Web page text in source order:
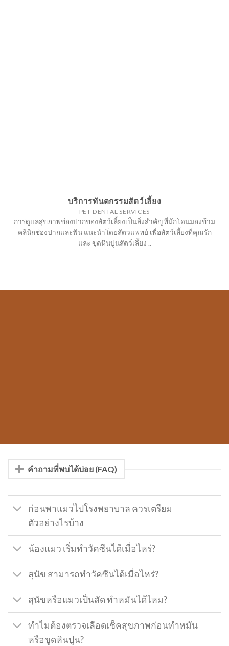
บริการทันตกรรมสัตว์เลี้ยง
PET DENTAL SERVICES
การดูแลสุขภาพช่องปากของสัตว์เลี้ยงเป็นสิ่งสำคัญที่มักโดนมองข้าม
คลินิกช่องปากและฟัน แนะนำโดยสัตวแพทย์ เพื่อสัตว์เลี้ยงที่คุณรัก
และ ขุดหินปูนสัตว์เลี้ยง ..
คำถามที่พบได้บ่อย (FAQ)
ก่อนพาแมวไปโรงพยาบาล ควรเตรียม
ตัวอย่างไรบ้าง
น้องแมว เริ่มทำวัคซีนได้เมื่อไหร่?
สุนัข สามารถทำวัคซีนได้เมื่อไหร่?
สุนัขหรือแมวเป็นสัด ทำหมันได้ไหม?
ทำไมต้องตรวจเลือดเช็คสุขภาพก่อนทำหมัน
หรือขูดหินปูน?